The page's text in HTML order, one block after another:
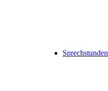
Sprechstunden